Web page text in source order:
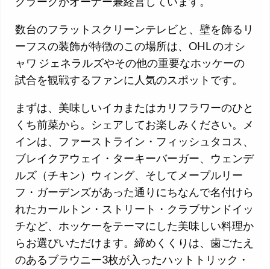
数台のフラットスクリーンテレビと、壁を飾るリ
ーフスの装飾が特徴のこの場所は、OHL のオシ
ャワ ジェネラルズやその他の重要なホッケーの
試合を観戦するファンに人気のスポットです。
まずは、美味しいイカまたはカリフラワーのひと
くち前菜から。シェアしてお楽しみください。メ
インは、ファーストライン・フィッシュタコス、
ブレイクアウェイ・ターキーバーガー、ウェンデ
ルズ（チキン）ウィング、そしてメープルリー
フ・ガーデンズがあった通りにちなんで名付けら
れたカールトン・ストリート・クラブサンドイッ
チなど、ホッケーをテーマにした美味しい料理か
らお選びいただけます。締めくくりは、歯ごたえ
のあるブラウニー3枚が入ったハットトリック・